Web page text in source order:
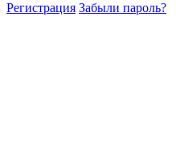
Регистрация Забыли пароль?